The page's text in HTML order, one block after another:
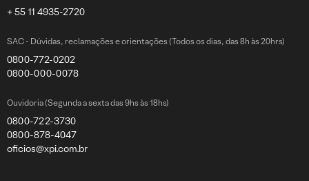
+ 55 11 4935-2720
SAC - Dúvidas, reclamações e orientações (Todos os dias, das 8h às 20hrs)
0800-772-0202
0800-000-0078
Ouvidoria (Segunda a sexta das 9hs às 18hs)
0800-722-3730
0800-878-4047
oficios@xpi.com.br